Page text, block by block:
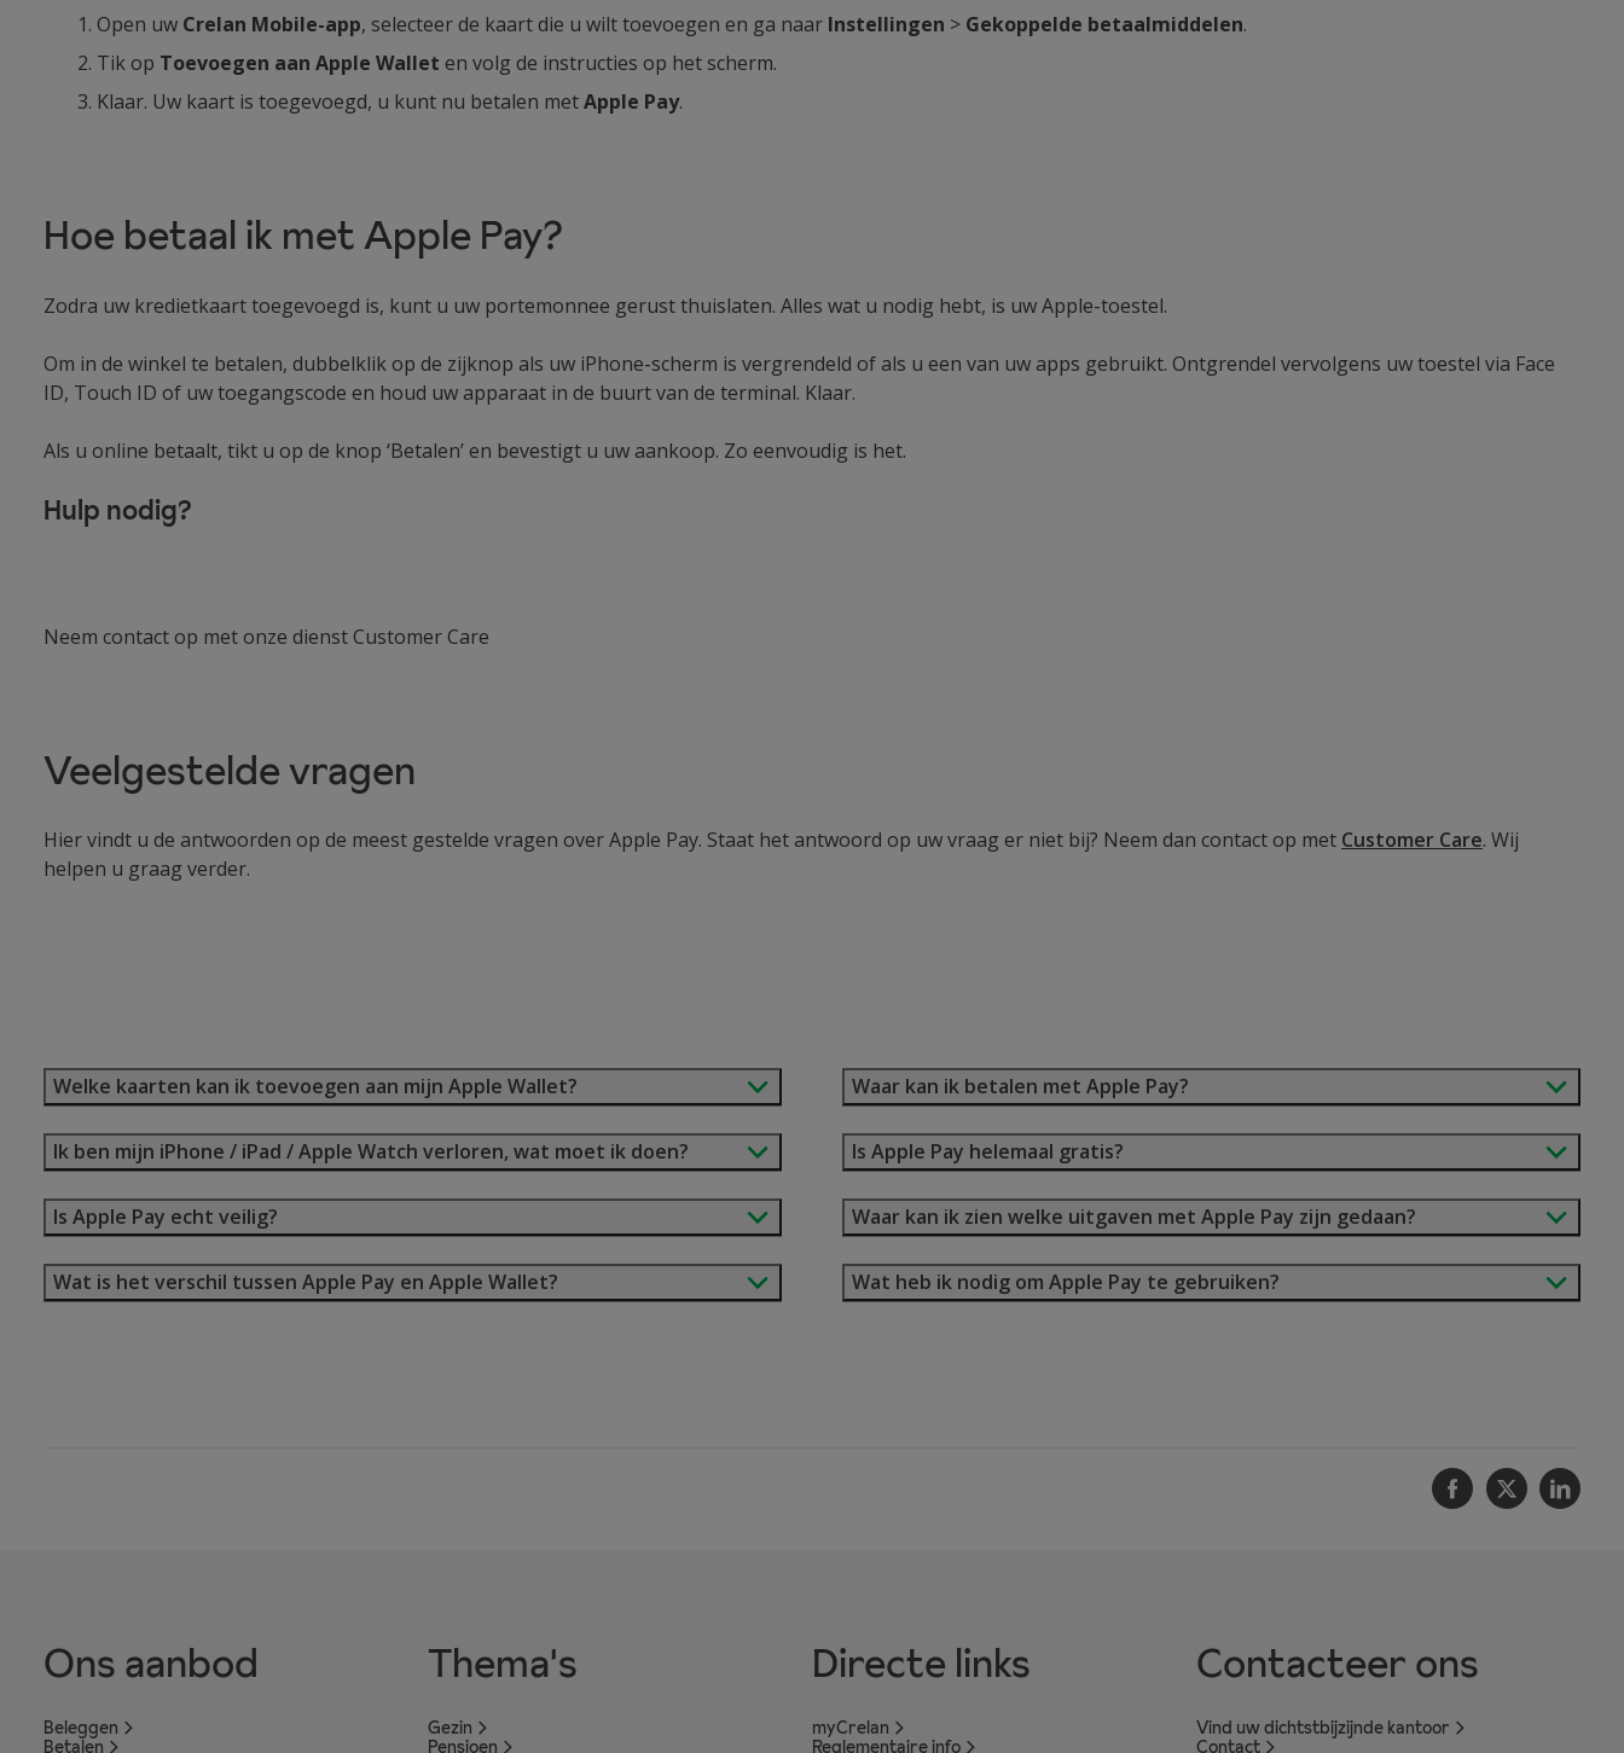
Open uw Crelan Mobile-app, selecteer de kaart die u wilt toevoegen en ga naar Instellingen > Gekoppelde betaalmiddelen.
Tik op Toevoegen aan Apple Wallet en volg de instructies op het scherm.
Klaar. Uw kaart is toegevoegd, u kunt nu betalen metApple Pay.
Hoe betaal ik met Apple Pay?
Zodra uw kredietkaart toegevoegd is, kunt u uw portemonnee gerust thuislaten. Alles wat u nodig hebt, is uw Apple-toestel.
Om in de winkel te betalen, dubbelklik op de zijknop als uw iPhone-scherm is vergrendeld of als u een van uw apps gebruikt. Ontgrendel vervolgens uw toestel via Face
ID, Touch ID of uw toegangscode en houd uw apparaat in de buurt van de terminal. Klaar.
Als u online betaalt, tikt u op de knop ‘Betalen’ en bevestigt u uw aankoop. Zo eenvoudig is het.
Hulp nodig?
Neem contact op met onze dienst Customer Care
Veelgestelde vragen
Hier vindt u de antwoorden op de meest gestelde vragen over Apple Pay. Staat het antwoord op uw vraag er niet bij? Neem dan contact op met Customer Care. Wij
helpen u graag verder.
Welke kaarten kan ik toevoegen aan mijn Apple Wallet?
Ik ben mijn iPhone / iPad / Apple Watch verloren, wat moet ik doen?
Is Apple Pay echt veilig?
Wat is het verschil tussen Apple Pay en Apple Wallet?
Waar kan ik betalen met Apple Pay?
Is Apple Pay helemaal gratis?
Waar kan ik zien welke uitgaven met Apple Pay zijn gedaan?
Wat heb ik nodig om Apple Pay te gebruiken?
Facebook
Twitter
Ons aanbod
Beleggen
Betalen
Thema's
Gezin
Pensioen
Directe links
myCrelan
Reglementaire info
Contacteer ons
Vind uw dichtstbijzijnde kantoor
Contact